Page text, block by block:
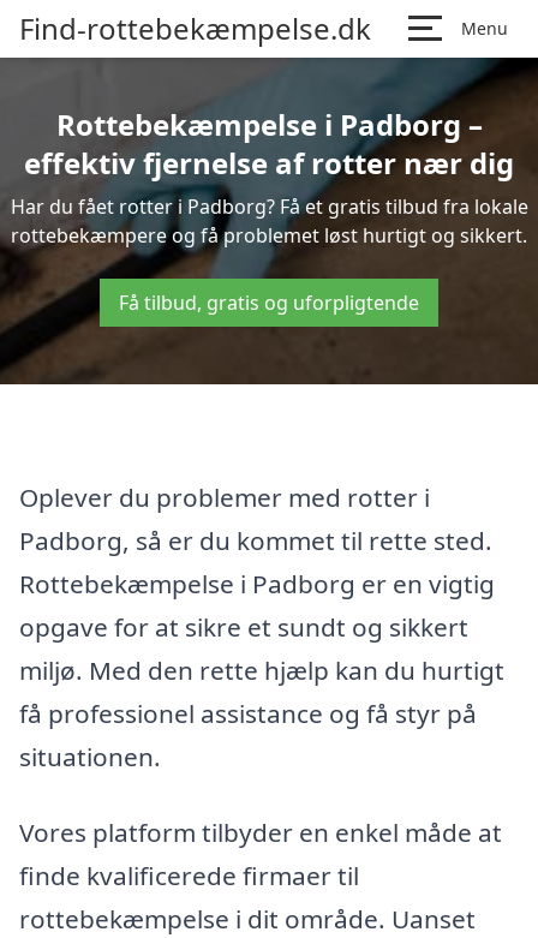
Find-rottebekæmpelse.dk Menu
Rottebekæmpelse i Padborg –
effektiv fjernelse af rotter nær dig
Har du fået rotter i Padborg? Få et gratis tilbud fra lokale
rottebekæmpere og få problemet løst hurtigt og sikkert.
Få tilbud, gratis og uforpligtende
Oplever du problemer med rotter i
Padborg, så er du kommet til rette sted.
Rottebekæmpelse i Padborg er en vigtig
opgave for at sikre et sundt og sikkert
miljø. Med den rette hjælp kan du hurtigt
få professionel assistance og få styr på
situationen.
Vores platform tilbyder en enkel måde at
finde kvalificerede firmaer til
rottebekæmpelse i dit område. Uanset